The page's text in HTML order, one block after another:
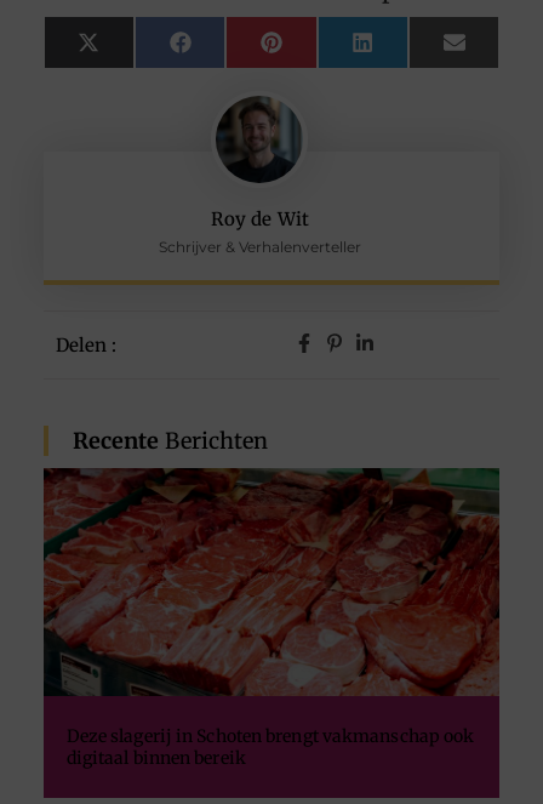
Roy de Wit
Schrijver & Verhalenverteller
Delen :
Recente Berichten
Deze slagerij in Schoten brengt vakmanschap ook
digitaal binnen bereik
X
(Twitter)
FacebookPinterest LinkedIn Email